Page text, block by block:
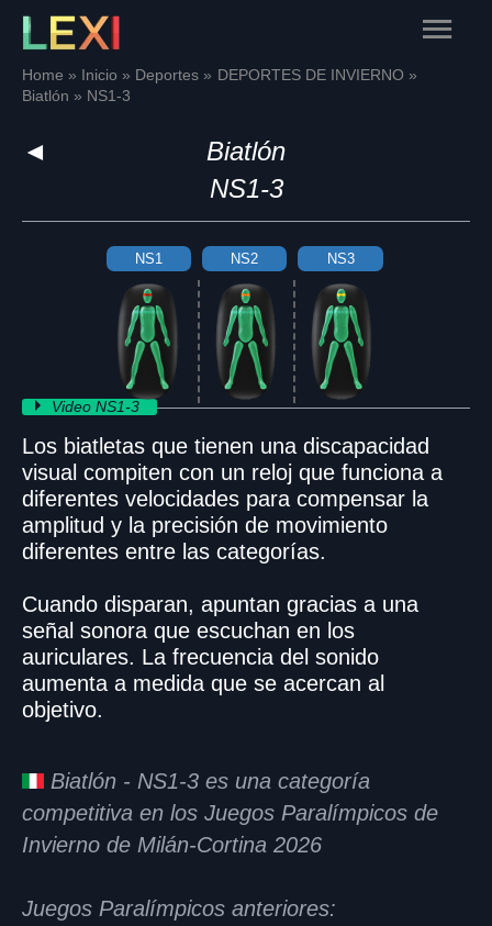
Skip
content
Main
Home Inicio Deportes
DEPORTES DE INVIERNO
Biatlón
NS1-3
◄
Biatlón
NS1-3
NS1 NS2 NS3
Video NS1-3
Los biatletas que tienen una discapacidad
visual compiten con un reloj que funciona a
diferentes velocidades para compensar la
amplitud y la precisión de movimiento
diferentes entre las categorías.
Cuando disparan, apuntan gracias a una
señal sonora que escuchan en los
auriculares. La frecuencia del sonido
aumenta a medida que se acercan al
objetivo.
Biatlón - NS1-3 es una categoría
competitiva en los Juegos Paralímpicos de
Invierno de Milán-Cortina 2026
Juegos Paralímpicos anteriores: